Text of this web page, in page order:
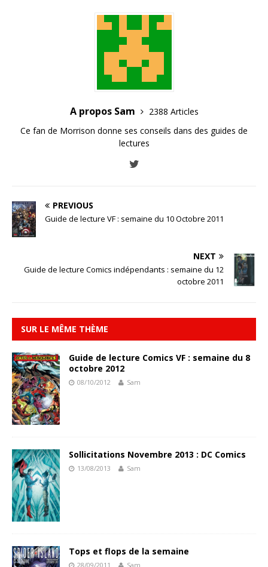
A propos Sam
2388 Articles
Ce fan de Morrison donne ses conseils dans des guides de
lectures
PREVIOUS
Guide de lecture VF : semaine du 10 Octobre 2011
NEXT
Guide de lecture Comics indépendants : semaine du 12
octobre 2011
SUR LE MÊME THÈME
Guide de lecture Comics VF : semaine du 8
octobre 2012
08/10/2012 Sam
Sollicitations Novembre 2013 : DC Comics
13/08/2013 Sam
Tops et flops de la semaine
28/09/2011 Sam